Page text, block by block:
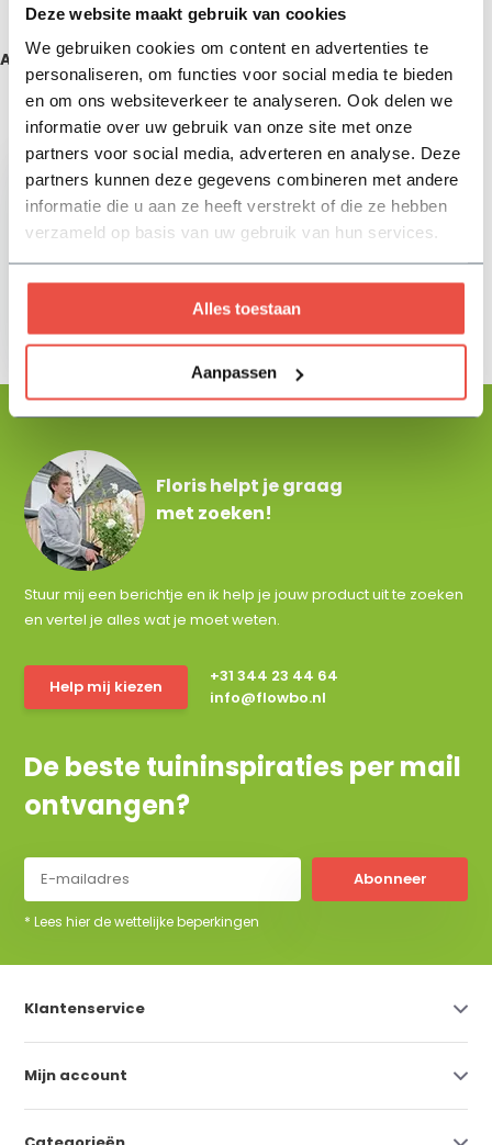
Deze website maakt gebruik van cookies
We gebruiken cookies om content en advertenties te
personaliseren, om functies voor social media te bieden
en om ons websiteverkeer te analyseren. Ook delen we
informatie over uw gebruik van onze site met onze
partners voor social media, adverteren en analyse. Deze
partners kunnen deze gegevens combineren met andere
informatie die u aan ze heeft verstrekt of die ze hebben
verzameld op basis van uw gebruik van hun services.
Alles toestaan
Aanpassen
Aanbevolen producten
Zojuist bekeken
Tuinvoeding -
18,-
Floris helpt je graag
met zoeken!
Stuur mij een berichtje en ik help je jouw product uit te zoeken
en vertel je alles wat je moet weten.
Help mij kiezen
+31 344 23 44 64
info@flowbo.nl
De beste tuininspiraties per mail
ontvangen?
Abonneer
* Lees hier de wettelijke beperkingen
Klantenservice
Mijn account